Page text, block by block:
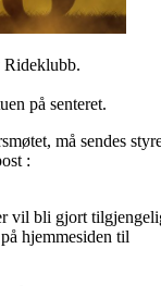
Rideklubb.
på senteret.
må sendes
:
vil bli gjort
hjemmesiden til